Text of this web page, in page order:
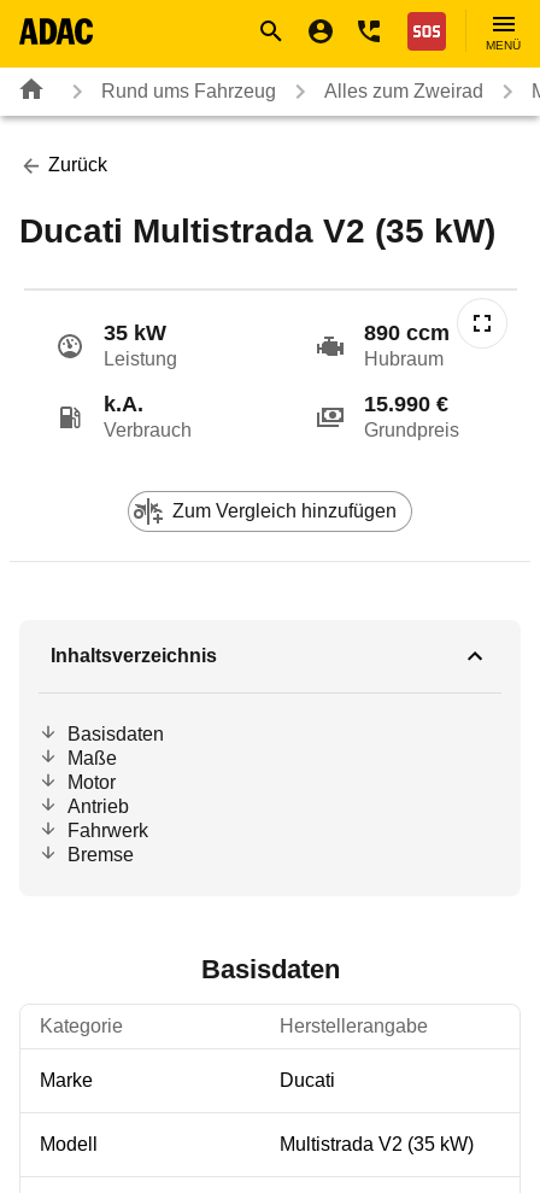
Nothilfe
MENÜ
Rund ums Fahrzeug Alles zum Zweirad
Zurück
Ducati Multistrada V2 (35 kW)
35 kW
Leistung
890 ccm
Hubraum
k.A.
Verbrauch
15.990 €
Grundpreis
Zum Vergleich hinzufügen
Inhaltsverzeichnis
Basisdaten
Maße
Motor
Antrieb
Fahrwerk
Bremse
Basisdaten
Kategorie Herstellerangabe
Marke Ducati
Modell Multistrada V2 (35 kW)